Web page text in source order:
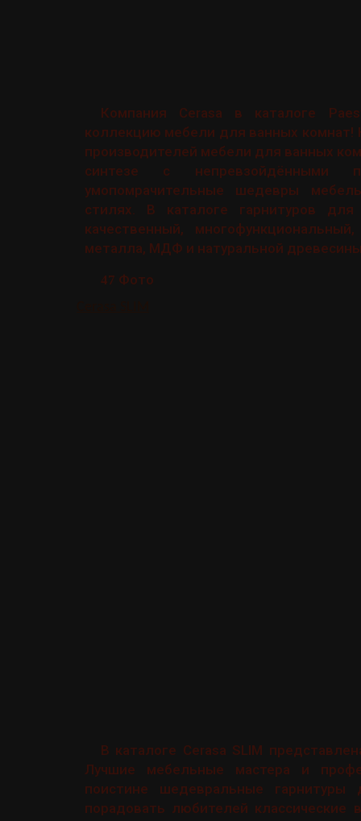
Компания Cerasa в каталоге
коллекцию мебели для ванных комнат!
производителей мебели для ванных
синтезе с непревзойдёнными
умопомрачительные шедевры
стилях. В каталоге гарнитуров
качественный,
металла, МДФ и натуральной
47 Фото
В каталоге Cerasa SLIM
Лучшие мебельные мастера и
поистине шедевральные
порадовать любителей